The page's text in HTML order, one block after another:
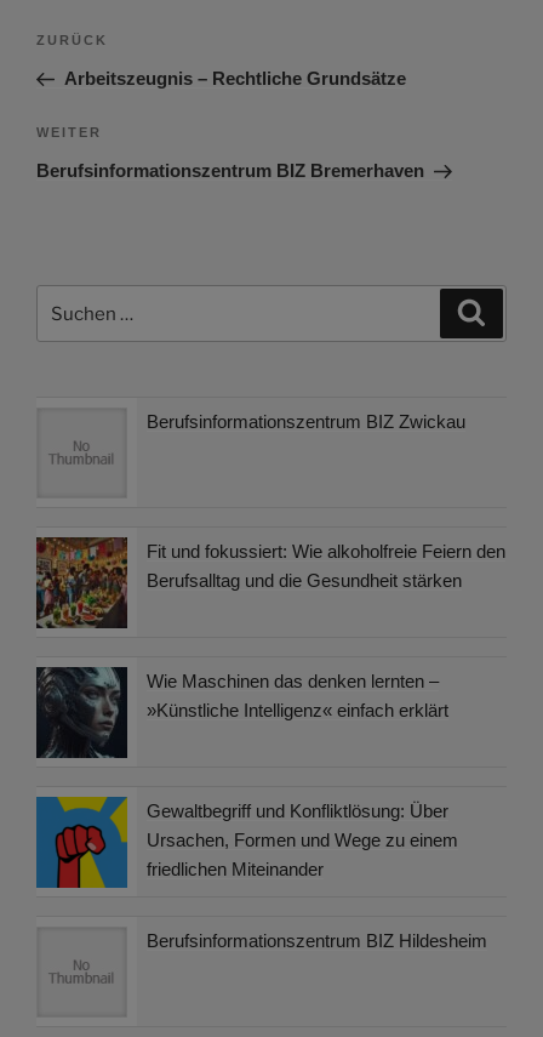
Beitragsnavigation
Vorheriger
Beitrag
ZURÜCK
Arbeitszeugnis – Rechtliche Grundsätze
Nächster
Beitrag
WEITER
Berufsinformationszentrum BIZ Bremerhaven
nach:
Berufsinformationszentrum BIZ Zwickau
Fit und fokussiert: Wie alkoholfreie Feiern den
Berufsalltag und die Gesundheit stärken
Wie Maschinen das denken lernten –
»Künstliche Intelligenz« einfach erklärt
Gewaltbegriff und Konfliktlösung: Über
Ursachen, Formen und Wege zu einem
friedlichen Miteinander
Berufsinformationszentrum BIZ Hildesheim